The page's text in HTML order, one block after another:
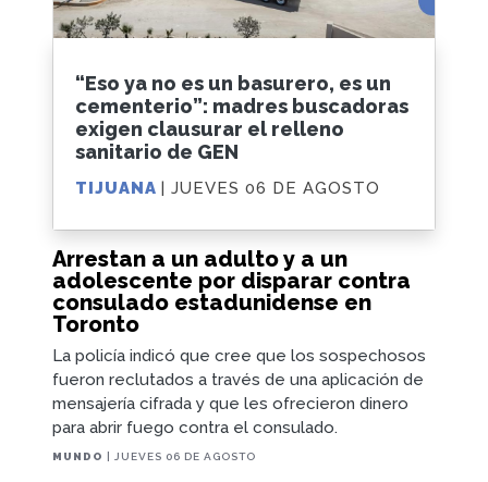
Arrestan a un adulto y a un
adolescente por disparar contra
consulado estadunidense en
Toronto
La policía indicó que cree que los sospechosos
fueron reclutados a través de una aplicación de
mensajería cifrada y que les ofrecieron dinero
para abrir fuego contra el consulado.
MUNDO | JUEVES 06 DE AGOSTO
“Eso ya no es un basurero, es un
cementerio”: madres buscadoras
exigen clausurar el relleno
sanitario de GEN
TIJUANA | JUEVES 06 DE AGOSTO